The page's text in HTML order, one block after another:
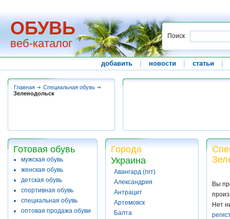
ОБУВЬ
веб-каталог
Поиск
добавить новости статьи
Главная
Специальная обувь
Зеленодольск
Готовая обувь
мужская обувь
женская обувь
детская обувь
спортивная обувь
специальная обувь
оптовая продажа обуви
Города
Украина
Авангард (пгт)
Александрия
Антрацит
Артемовск
Балта
Вы
Нет